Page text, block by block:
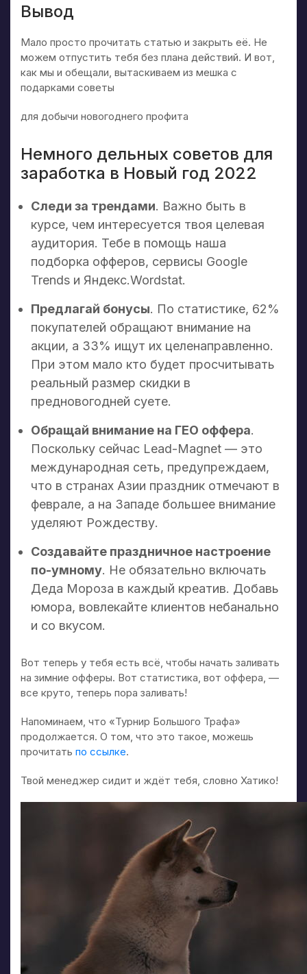
Вывод
Мало просто прочитать статью и закрыть её. Не
можем отпустить тебя без плана действий. И вот,
как мы и обещали, вытаскиваем из мешка с
подарками советы
для добычи новогоднего профита
Немного дельных советов для
заработка в Новый год 2022
Следи за трендами. Важно быть в
курсе, чем интересуется твоя целевая
аудитория. Тебе в помощь наша
подборка офферов, сервисы Google
Trends и Яндекс.Wordstat.
Предлагай бонусы. По статистике, 62%
покупателей обращают внимание на
акции, а 33% ищут их целенаправленно.
При этом мало кто будет просчитывать
реальный размер скидки в
предновогодней суете.
Обращай внимание на ГЕО оффера.
Поскольку сейчас Lead-Magnet — это
международная сеть, предупреждаем,
что в странах Азии праздник отмечают в
феврале, а на Западе большее внимание
уделяют Рождеству.
Создавайте праздничное настроение
по-умному. Не обязательно включать
Деда Мороза в каждый креатив. Добавь
юмора, вовлекайте клиентов небанально
и со вкусом.
Вот теперь у тебя есть всё, чтобы начать заливать
на зимние офферы. Вот статистика, вот оффера, —
все круто, теперь пора заливать!
Напоминаем, что «Турнир Большого Трафа»
продолжается. О том, что это такое, можешь
прочитать по ссылке.
Твой менеджер сидит и ждёт тебя, словно Хатико!